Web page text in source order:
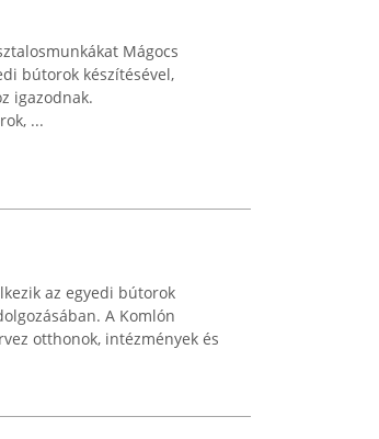
Mágocs
bútorok készítésével,
igazodnak.
...
az egyedi bútorok
A Komlón
otthonok, intézmények és